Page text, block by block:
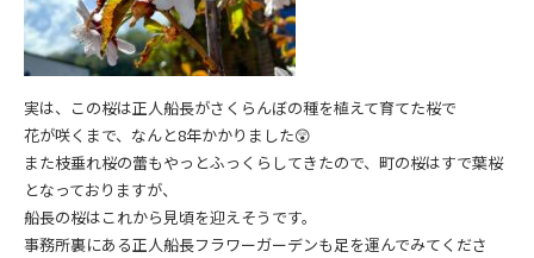
実は、この桜は正人船長がさくらんぼの種を植えて育てた桜で
花が咲くまで、なんと8年かかりました😲
また枝垂れ桜の蕾もやっとふっくらしてきたので、町の桜はすで葉桜
となっておりますが、
船長の桜はこれから見頃を迎えそうです。
事務所裏にある正人船長フラワーガーデンも足を運んでみてくださ